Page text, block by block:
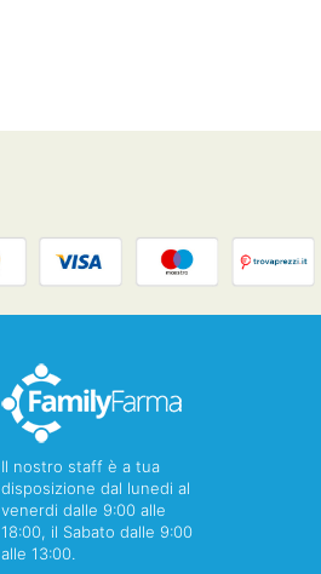
Il nostro staff è a tua
disposizione dal lunedi al
venerdi dalle 9:00 alle
18:00, il Sabato dalle 9:00
alle 13:00.